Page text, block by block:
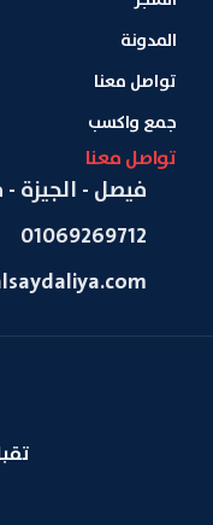
المدونة
تواصل معنا
جمع واكسب
تواصل معنا
فيصل - الجيزة
01069269712